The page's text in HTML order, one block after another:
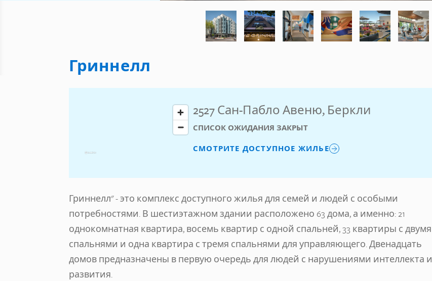
Гриннелл
2527 Сан-Пабло Авеню, Беркли
СПИСОК ОЖИДАНИЯ ЗАКРЫТ
СМОТРИТЕ ДОСТУПНОЕ ЖИЛЬЕ
Гриннелл" - это комплекс доступного жилья для семей и людей с особыми
потребностями. В шестиэтажном здании расположено 63 дома, а именно: 21
однокомнатная квартира, восемь квартир с одной спальней, 33 квартиры с двумя
спальнями и одна квартира с тремя спальнями для управляющего. Двенадцать
домов предназначены в первую очередь для людей с нарушениями интеллекта и
развития.